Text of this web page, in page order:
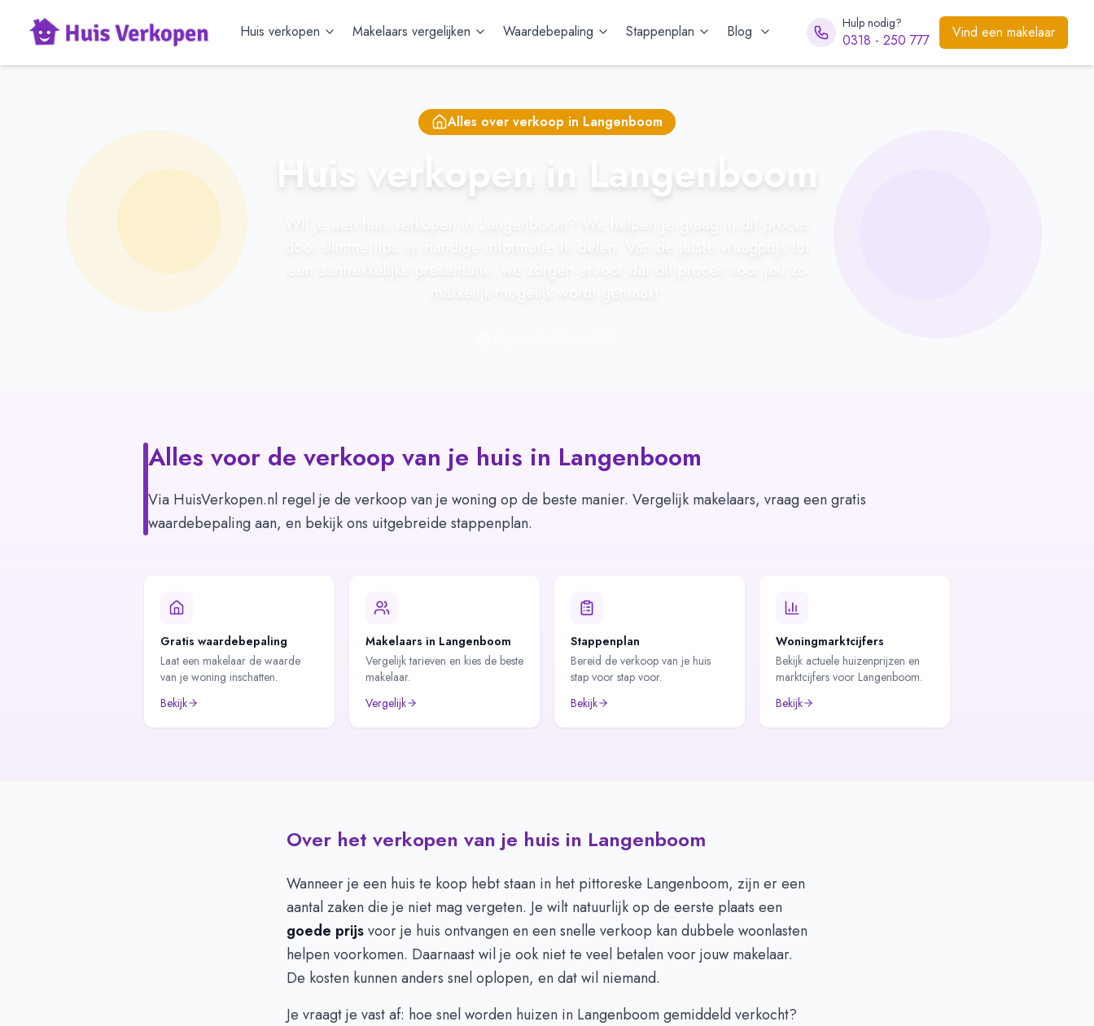
Huis verkopen Makelaars vergelijken Waardebepaling Stappenplan Blog Hulp nodig?
0318 - 250 777 Vind een makelaar
Alles over verkoop in Langenboom
Huis verkopen in Langenboom
Alles voor de verkoop van je huis in Langenboom
Via HuisVerkopen.nl regel je de verkoop van je woning op de beste manier. Vergelijk makelaars, vraag een gratis
waardebepaling aan, en bekijk ons uitgebreide stappenplan.
Gratis waardebepaling
Laat een makelaar de waarde
van je woning inschatten.
Bekijk
Makelaars in Langenboom
Vergelijk tarieven en kies de beste
makelaar.
Vergelijk
Stappenplan
Bereid de verkoop van je huis
stap voor stap voor.
Bekijk
Woningmarktcijfers
Bekijk actuele huizenprijzen en
marktcijfers voor Langenboom.
Bekijk
Over het verkopen van je huis in Langenboom
Wanneer je een huis te koop hebt staan in het pittoreske Langenboom, zijn er een
aantal zaken die je niet mag vergeten. Je wilt natuurlijk op de eerste plaats een
goede prijsvoor je huis ontvangen en een snelle verkoop kan dubbele woonlasten
helpen voorkomen. Daarnaast wil je ook niet te veel betalen voor jouw makelaar.
De kosten kunnen anders snel oplopen, en dat wil niemand.
Je vraagt je vast af: hoe snel worden huizen in Langenboom gemiddeld verkocht?